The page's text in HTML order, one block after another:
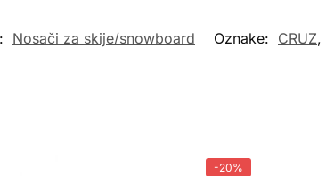
Nosači za skije/snowboard Oznake: CRUZ,
-20%